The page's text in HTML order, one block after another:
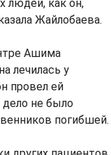
людей, как он,
Жайлобаева.
Ашима
лечилась у
провел ей
не было
погибшей.